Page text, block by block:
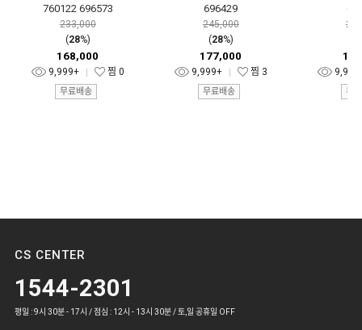
760122 696573
233,000
(28%)
168,000
9,999+ 찜 0
무료배송
696429
245,000
(28%)
177,000
9,999+ 찜 3
무료배송 무
CS CENTER
1544-2301
평일 : 9시 30분 - 17시 / 점심 : 12시 - 13시 30분 / 토,일 공휴일 OFF